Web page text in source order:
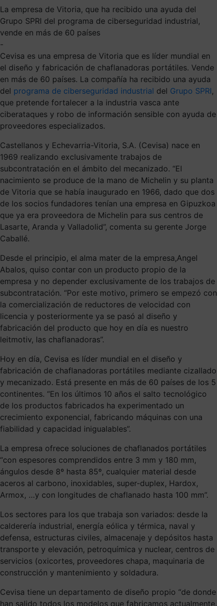
La empresa de Vitoria, que ha recibido una ayuda del
Grupo SPRI del programa de ciberseguridad industrial,
vende en más de 60 países
-
Cevisa es una empresa de Vitoria que es líder mundial en
el diseño y fabricación de chaflanadoras portátiles. Vende
en más de 60 países. La compañía ha recibido una ayuda
del programa de ciberseguridad industrial del Grupo SPRI,
que pretende fortalecer a la industria vasca ante
ciberataques y robo de información sensible con ayuda de
proveedores especializados.
Castellanos y Echevarria-Vitoria, S.A. (Cevisa) nace en
1969 realizando exclusivamente trabajos de
subcontratación en el ámbito del mecanizado. “El
nacimiento se produce de la mano de Michelin y su planta
de Vitoria que se había inaugurado en 1966, dado que dos
de los socios fundadores tenían una empresa en Gipuzkoa
que ya era proveedora de Michelin para sus centros de
Lasarte, Aranda y Valladolid”, comenta su gerente Jorge
Caballé.
Desde el principio, el alma mater de la empresa,Angel
Abalos, quiso contar con un producto propio de la
empresa y no depender exclusivamente de los trabajos de
subcontratación. “Por este motivo, primero se empezó con
la comercialización de reductores de velocidad con
licencia y posteriormente ya se pasó al diseño y
fabricación del producto que hoy en día es nuestro
leitmotiv, las chaflanadoras”.
Hoy en día, Cevisa es líder mundial en el diseño y
fabricación de chaflanadoras portátiles mediante cizallado
y mecanizado. Está presente en más de 60 países de los 5
continentes. “En los últimos 10 años el salto tecnológico
de los productos fabricados ha experimentado un
crecimiento exponencial, fabricando máquinas con una
fiabilidad y capacidad inigualables”.
La empresa ofrece soluciones de chaflanados portátiles
“con espesores comprendidos entre 3 mm y 180 mm,
ángulos desde 8º hasta 85º, cualquier material desde
aceros al carbono, inoxidables, super-duplex, Hardox,
Armox, …y con longitudes de chaflanado hasta 100 mm”.
Los sectores para los que trabaja son variados: desde la
calderería industrial, energía eólica y térmica, naval y
defensa, estructuras civiles, almacenaje y depósitos hasta
transporte y elevación, petroquímica y nuclear, centros de
servicios (oxicortes, proveedores chapa, maquinaria de
construcción y mantenimiento y soldadura.
Cevisa tiene un departamento de diseño propio “de donde
han salido todos los modelos que fabricamos actualmente.